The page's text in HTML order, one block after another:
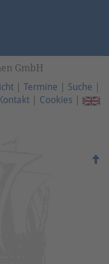
GmbH
Termine Suche
Kontakt
Cookies